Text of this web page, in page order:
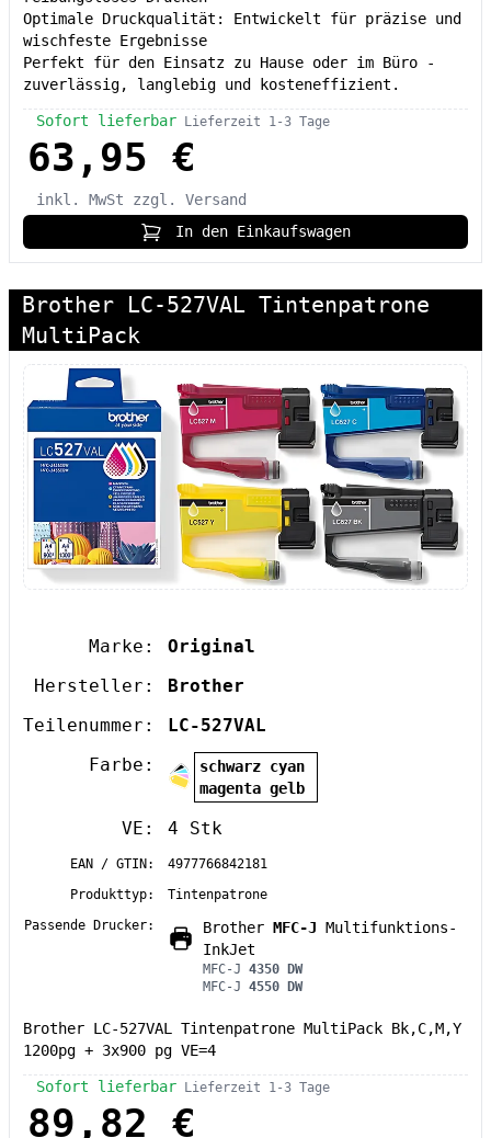
Optimale Druckqualität: Entwickelt für präzise und
wischfeste Ergebnisse
Perfekt für den Einsatz zu Hause oder im Büro -
zuverlässig, langlebig und kosteneffizient.
Sofort lieferbar Lieferzeit 1-3 Tage
63,95 €
inkl. MwSt
zzgl. Versand
In den Einkaufswagen
Brother LC-527VAL Tintenpatrone
MultiPack
Marke:
Original
Hersteller:
Brother
Teilenummer:
LC-527VAL
Farbe:
schwarz cyan
magenta gelb
VE: 4 Stk
EAN / GTIN:
4977766842181
Produkttyp:
Tintenpatrone
Passende Drucker:
Brother MFC-J Multifunktions-
InkJet
MFC-J 4350 DW
MFC-J 4550 DW
Brother LC-527VAL Tintenpatrone MultiPack Bk,C,M,Y
1200pg + 3x900 pg VE=4
Sofort lieferbar Lieferzeit 1-3 Tage
89,82 €